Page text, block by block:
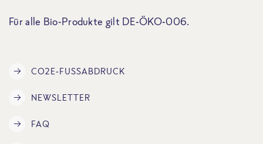
Für alle Bio-Produkte gilt DE-ÖKO-006.
CO2E-FUSSABDRUCK
NEWSLETTER
FAQ